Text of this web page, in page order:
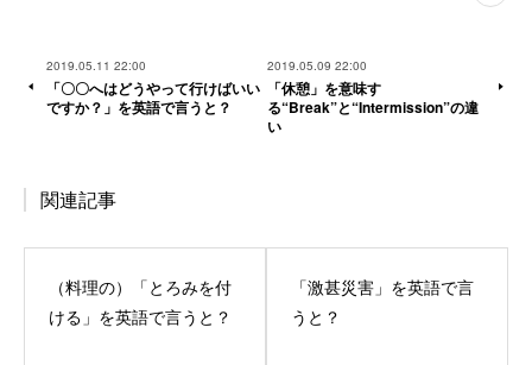
2019.05.11 22:00
「〇〇へはどうやって行けばいい
ですか？」を英語で言うと？
2019.05.09 22:00
「休憩」を意味す
る“Break”と“Intermission”の違
い
関連記事
（料理の）「とろみを付
ける」を英語で言うと？
「激甚災害」を英語で言
うと？